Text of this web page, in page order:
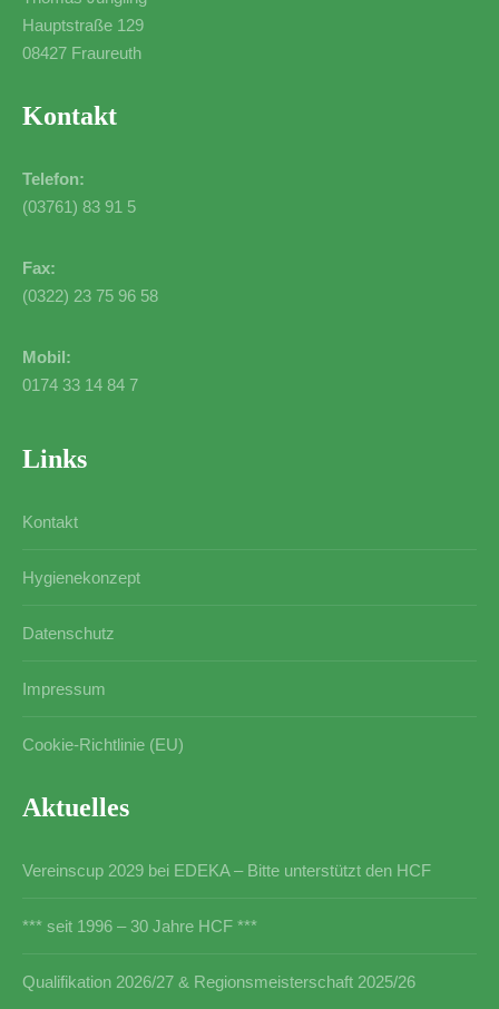
Hauptstraße 129
08427 Fraureuth
Kontakt
Telefon:
(03761) 83 91 5
Fax:
(0322) 23 75 96 58
Mobil:
0174 33 14 84 7
Links
Kontakt
Hygienekonzept
Datenschutz
Impressum
Cookie-Richtlinie (EU)
Aktuelles
Vereinscup 2029 bei EDEKA – Bitte unterstützt den HCF
*** seit 1996 – 30 Jahre HCF ***
Qualifikation 2026/27 & Regionsmeisterschaft 2025/26